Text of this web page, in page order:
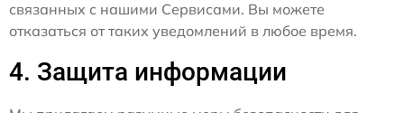
связанных с нашими Сервисами. Вы можете
отказаться от таких уведомлений в любое время.
4. Защита информации